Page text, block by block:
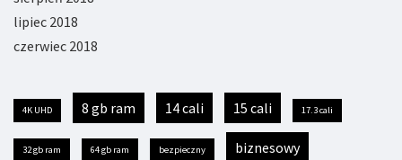
lipiec 2018
czerwiec 2018
4K UHD 8 gb ram 14 cali 15 cali 17.3 cali
32 gb ram 64 gb ram bezpieczny biznesowy